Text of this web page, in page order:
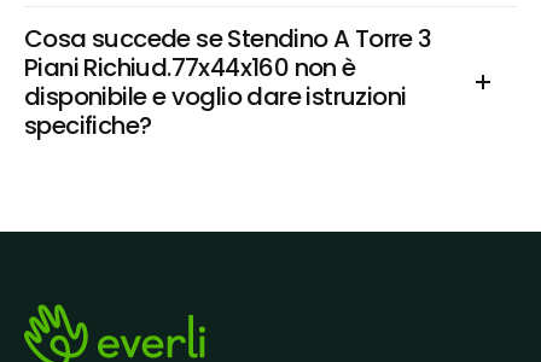
Cosa succede se Stendino A Torre 3
Piani Richiud.77x44x160 non è
disponibile e voglio dare istruzioni
specifiche?